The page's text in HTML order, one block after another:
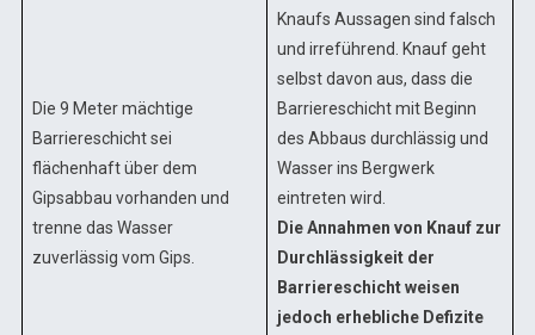
Die 9 Meter mächtige
Barriereschicht sei
flächenhaft über dem
Gipsabbau vorhanden und
trenne das Wasser
zuverlässig vom Gips.
Knaufs Aussagen sind falsch
und irreführend. Knauf geht
selbst davon aus, dass die
Barriereschicht mit Beginn
des Abbaus durchlässig und
Wasser ins Bergwerk
eintreten wird.
Die Annahmen von Knauf zur
Durchlässigkeit der
Barriereschicht weisen
jedoch erhebliche Defizite